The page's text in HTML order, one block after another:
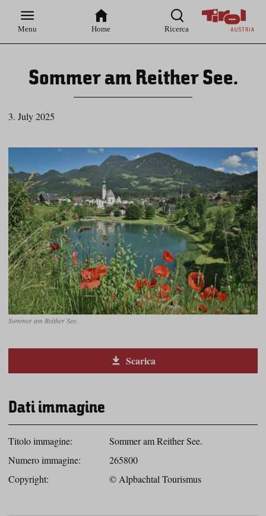
Hauptnavigation
Inhaltsbereich
Menu Home Ricerca
Sommer am Reither See.
3. July 2025
Sommer am Reither See.
Scarica
Dati immagine
Titolo immagine:
Sommer am Reither See.
Numero immagine:
265800
Copyright:
© Alpbachtal Tourismus